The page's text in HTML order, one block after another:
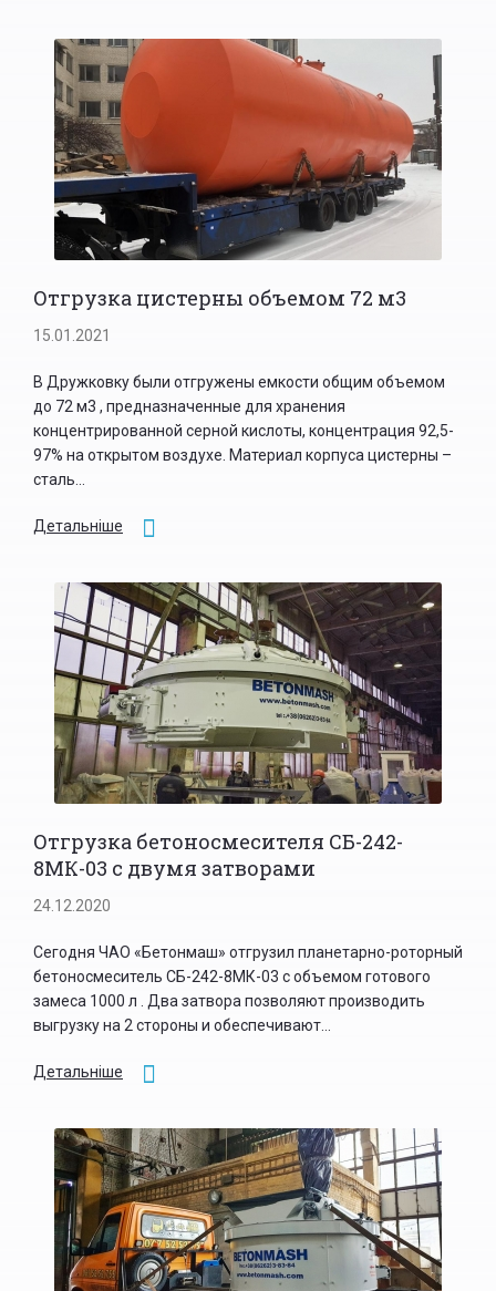
Отгрузка цистерны объемом 72 м3
15.01.2021
В Дружковку были отгружены емкости общим объемом
до 72 м3 , предназначенные для хранения
концентрированной серной кислоты, концентрация 92,5-
97% на открытом воздухе. Материал корпуса цистерны –
сталь...
Детальніше
Отгрузка бетоносмесителя СБ-242-
8МК-03 с двумя затворами
24.12.2020
Сегодня ЧАО «Бетонмаш» отгрузил планетарно-роторный
бетоносмеситель СБ-242-8МК-03 с объемом готового
замеса 1000 л . Два затвора позволяют производить
выгрузку на 2 стороны и обеспечивают...
Детальніше